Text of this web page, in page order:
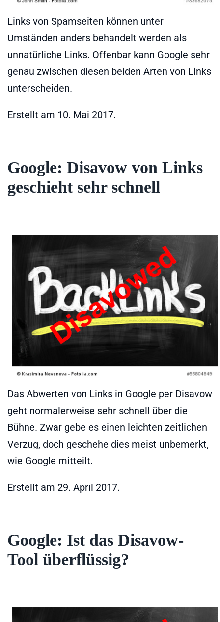
Links von Spamseiten können unter
Umständen anders behandelt werden als
unnatürliche Links. Offenbar kann Google sehr
genau zwischen diesen beiden Arten von Links
unterscheiden.
Erstellt am 10. Mai 2017.
Google: Disavow von Links
geschieht sehr schnell
Das Abwerten von Links in Google per Disavow
geht normalerweise sehr schnell über die
Bühne. Zwar gebe es einen leichten zeitlichen
Verzug, doch geschehe dies meist unbemerkt,
wie Google mitteilt.
Erstellt am 29. April 2017.
Google: Ist das Disavow-
Tool überflüssig?